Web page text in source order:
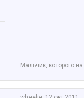
Мальчик, которого